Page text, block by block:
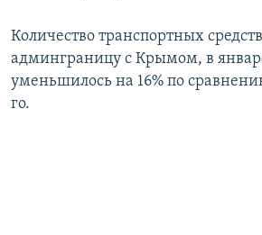
Количество транспортных
админграницу с Крымом, в
уменьшилось на 16% по
го.